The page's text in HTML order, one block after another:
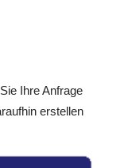
Ihre Anfrage
erstellen